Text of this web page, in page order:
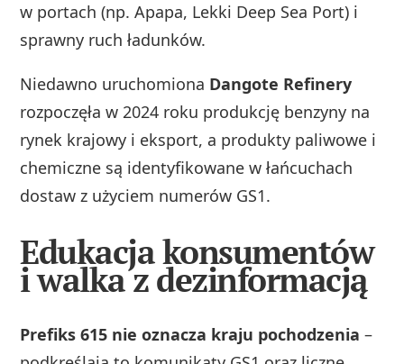
w portach (np. Apapa, Lekki Deep Sea Port) i
sprawny ruch ładunków.
Niedawno uruchomiona Dangote Refinery
rozpoczęła w 2024 roku produkcję benzyny na
rynek krajowy i eksport, a produkty paliwowe i
chemiczne są identyfikowane w łańcuchach
dostaw z użyciem numerów GS1.
Edukacja konsumentów
i walka z dezinformacją
Prefiks 615 nie oznacza kraju pochodzenia –